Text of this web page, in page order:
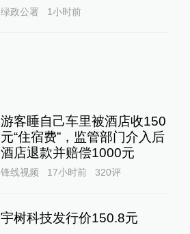
绿政公署 1小时前
游客睡自己车里被酒店收150
元“住宿费”，监管部门介入后
酒店退款并赔偿1000元
锋线视频 17小时前 320评
宇树科技发行价150.8元